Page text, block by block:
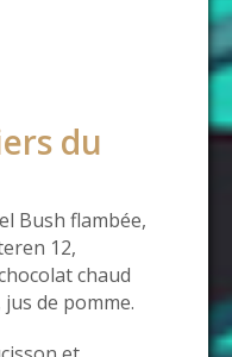
du
Bush flambée,
12,
chaud
de pomme.